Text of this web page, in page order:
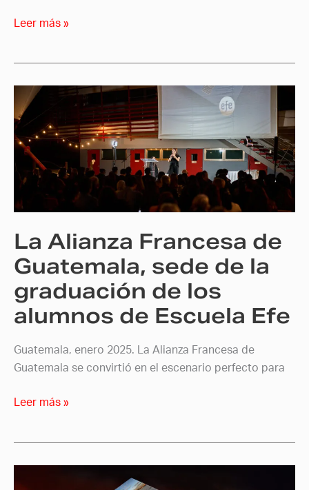
Leer más »
La Alianza Francesa de
Guatemala, sede de la
graduación de los
alumnos de Escuela Efe
Guatemala, enero 2025. La Alianza Francesa de
Guatemala se convirtió en el escenario perfecto para
Alianza
Francesa
de
Guatemala,
sede
de
graduación
de
los
alumnos
de
Escuela
Efe
Leer más »